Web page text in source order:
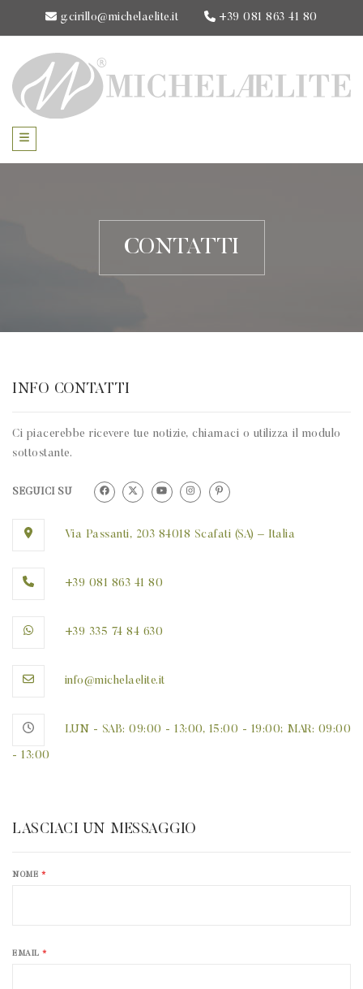
g.cirillo@michelaelite.it +39 081 863 41 80
CONTATTI
INFO CONTATTI
Ci piacerebbe ricevere tue notizie, chiamaci o utilizza il modulo
sottostante.
SEGUICI SU
Via Passanti, 203 84018 Scafati (SA) – Italia
+39 081 863 41 80
+39 335 74 84 630
info@michelaelite.it
LUN - SAB: 09:00 - 13:00, 15:00 - 19:00; MAR: 09:00
- 13:00
LASCIACI UN MESSAGGIO
NOME *
EMAIL *